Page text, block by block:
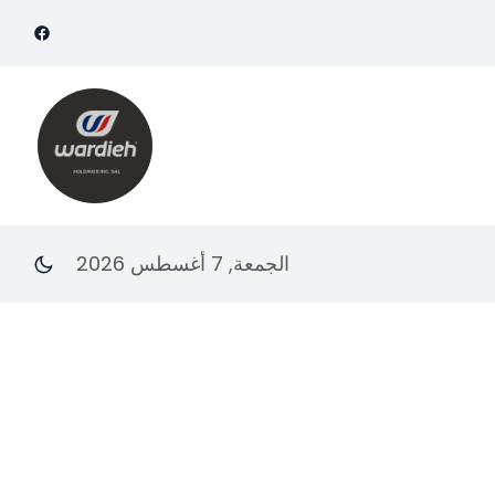
الجمعة, 7 أغسطس 2026